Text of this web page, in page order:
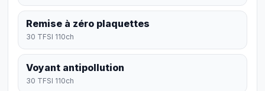
Remise à zéro plaquettes
30 TFSI 110ch
Voyant antipollution
30 TFSI 110ch